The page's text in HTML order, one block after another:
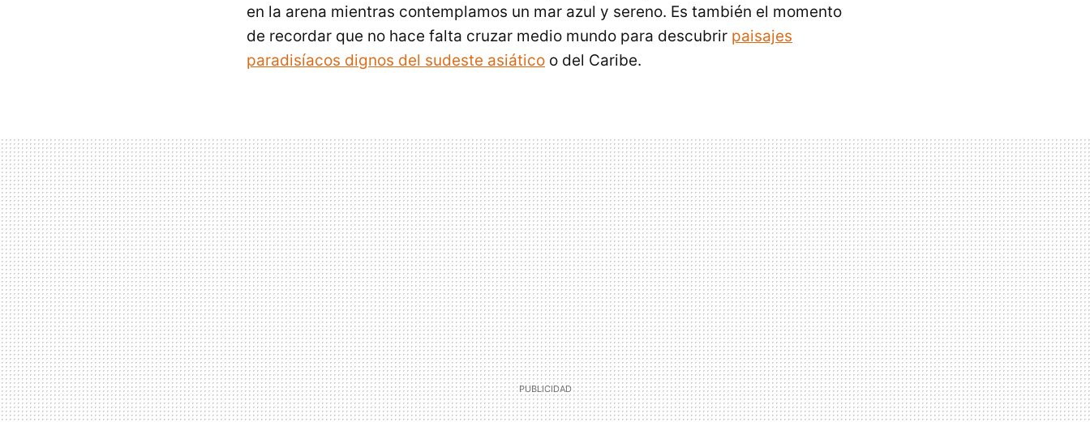
en la arena mientras contemplamos un mar azul y sereno. Es también el momento
de recordar que no hace falta cruzar medio mundo para descubrir paisajes
paradisíacos dignos del sudeste asiático o del Caribe.